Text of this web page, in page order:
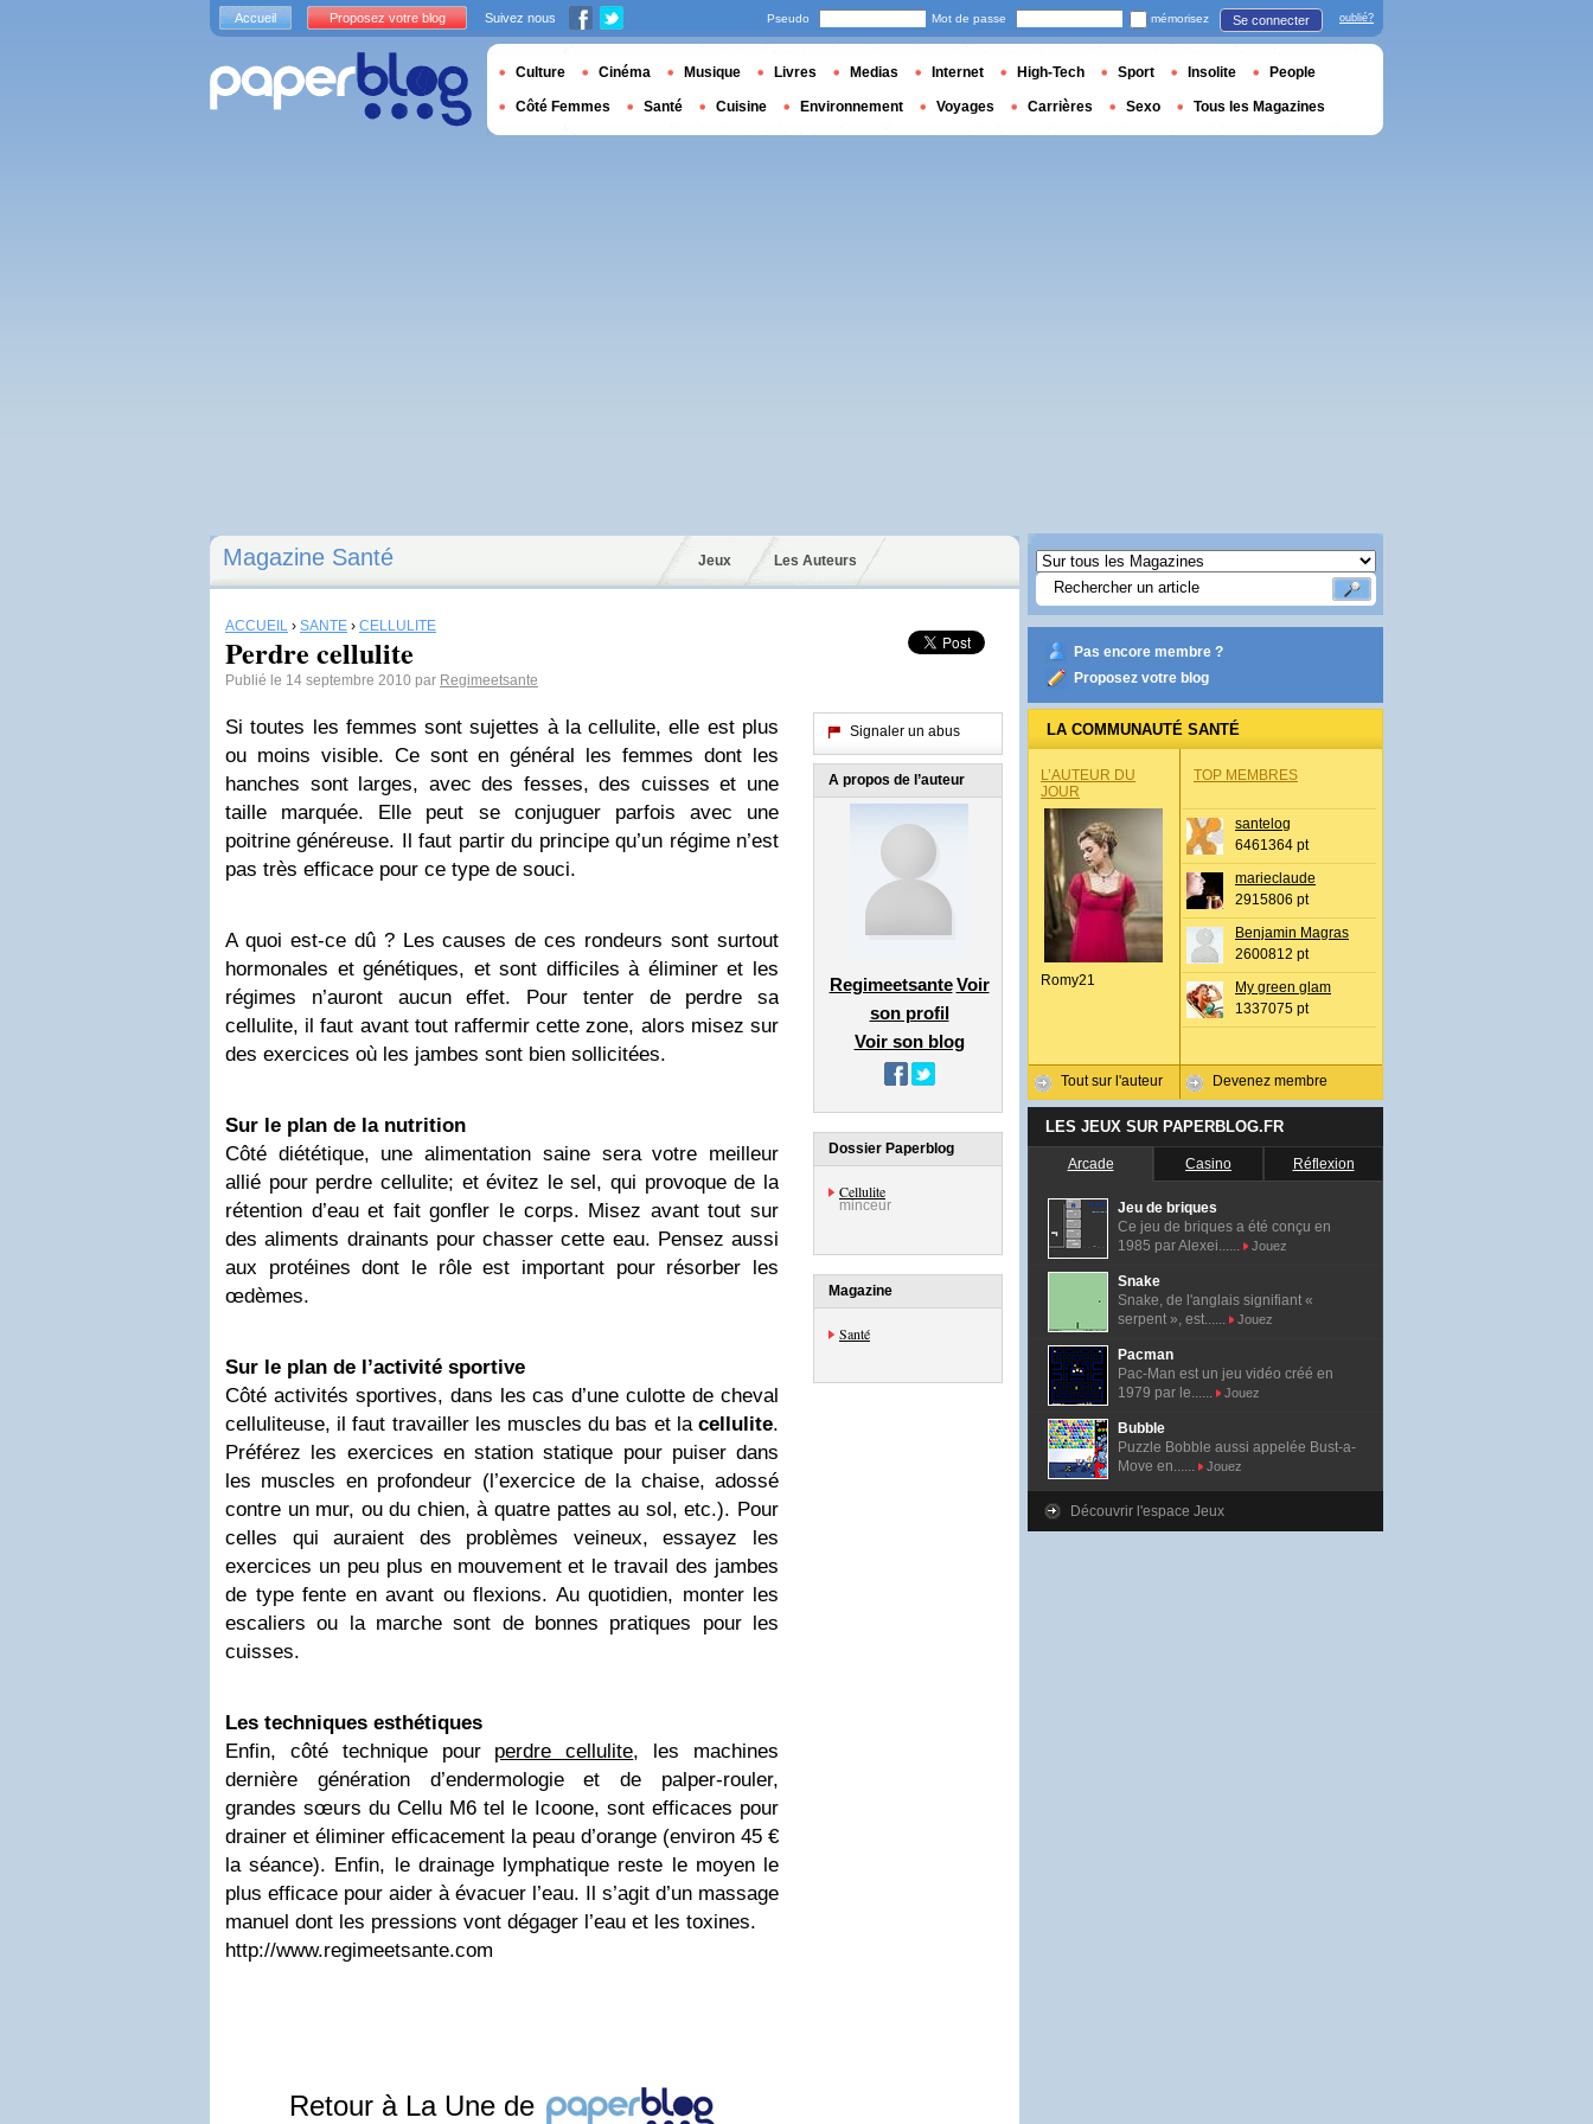
Magazine Santé Jeux Les Auteurs
ACCUEIL › SANTÉ › CELLULITE
Perdre cellulite
Publié le 14 septembre 2010 par Regimeetsante
Si toutes les femmes sont sujettes à la cellulite, elle est plus
ou moins visible. Ce sont en général les femmes dont les
hanches sont larges, avec des fesses, des cuisses et une
taille marquée. Elle peut se conjuguer parfois avec une
poitrine généreuse. Il faut partir du principe qu’un régime n’est
pas très efficace pour ce type de souci.
A quoi est-ce dû ? Les causes de ces rondeurs sont surtout
hormonales et génétiques, et sont difficiles à éliminer et les
régimes n’auront aucun effet. Pour tenter de perdre sa
cellulite, il faut avant tout raffermir cette zone, alors misez sur
des exercices où les jambes sont bien sollicitées.
Sur le plan de la nutrition
Côté diététique, une alimentation saine sera votre meilleur
allié pour perdre cellulite; et évitez le sel, qui provoque de la
rétention d’eau et fait gonfler le corps. Misez avant tout sur
des aliments drainants pour chasser cette eau. Pensez aussi
aux protéines dont le rôle est important pour résorber les
œdèmes.
Sur le plan de l’activité sportive
Côté activités sportives, dans les cas d’une culotte de cheval
celluliteuse, il faut travailler les muscles du bas et la cellulite.
Préférez les exercices en station statique pour puiser dans
les muscles en profondeur (l’exercice de la chaise, adossé
contre un mur, ou du chien, à quatre pattes au sol, etc.). Pour
celles qui auraient des problèmes veineux, essayez les
exercices un peu plus en mouvement et le travail des jambes
de type fente en avant ou flexions. Au quotidien, monter les
escaliers ou la marche sont de bonnes pratiques pour les
cuisses.
Les techniques esthétiques
Enfin, côté technique pour perdre cellulite, les machines
dernière génération d’endermologie et de palper-rouler,
grandes sœurs du Cellu M6 tel le Icoone, sont efficaces pour
drainer et éliminer efficacement la peau d’orange (environ 45 €
la séance). Enfin, le drainage lymphatique reste le moyen le
plus efficace pour aider à évacuer l’eau. Il s’agit d’un massage
manuel dont les pressions vont dégager l’eau et les toxines.
http://www.regimeetsante.com
Retour à La Une de
Signaler un abus
A propos de l’auteur
Regimeetsante Voir
son profil
Voir son blog
Dossier Paperblog
Cellulite
minceur
Magazine
Santé
Pas encore membre ?
Proposez votre blog
LA COMMUNAUTÉ SANTÉ
L’AUTEUR DU
JOUR
Romy21
Tout sur l'auteur
TOP MEMBRES
santelog
6461364 pt
marieclaude
2915806 pt
Benjamin Magras
2600812 pt
My green glam
1337075 pt
Devenez membre
LES JEUX SUR PAPERBLOG.FR
Arcade Casino Réflexion
Jeu de briques
Ce jeu de briques a été conçu en
1985 par Alexei......
Jouez
Snake
Snake, de l'anglais signifiant «
serpent », est......
Jouez
Pacman
Pac-Man est un jeu vidéo créé en
1979 par le......
Jouez
Bubble
Puzzle Bobble aussi appelée Bust-a-
Move en......
Jouez
Découvrir l'espace Jeux
Accueil Proposez votre blog Suivez nous Pseudo Mot de passe mémorisez Se connecter oublié?
Culture Cinéma Musique Livres Medias Internet High-Tech Sport Insolite People
Côté Femmes Santé Cuisine Environnement Voyages Carrières Sexo Tous les Magazines